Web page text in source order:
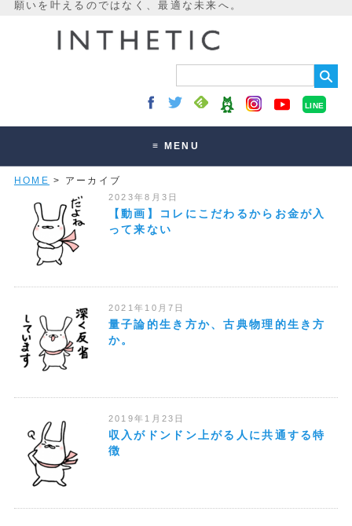
LINE
≡ MENU
講座・セッション
オンラインサロン
HOME > アーカイブ
2023年8月3日
【動画】コレにこだわるからお金が入
って来ない
2021年10月7日
量子論的生き方か、古典物理的生き方
か。
2019年1月23日
収入がドンドン上がる人に共通する特
徴